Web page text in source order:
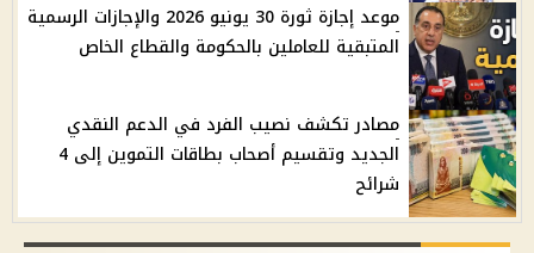
موعد إجازة ثورة 30 يونيو 2026 والإجازات الرسمية
المتبقية للعاملين بالحكومة والقطاع الخاص
مصادر تكشف نصيب الفرد في الدعم النقدي
الجديد وتقسيم أصحاب بطاقات التموين إلى 4
شرائح